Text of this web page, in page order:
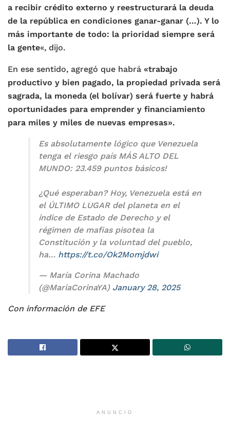
a recibir crédito externo y reestructurará la deuda
de la república en condiciones ganar-ganar (…). Y lo
más importante de todo: la prioridad siempre será
la gente«, dijo.
En ese sentido, agregó que habrá «trabajo
productivo y bien pagado, la propiedad privada será
sagrada, la moneda (el bolívar) será fuerte y habrá
oportunidades para emprender y financiamiento
para miles y miles de nuevas empresas».
Es absolutamente lógico que Venezuela
tenga el riesgo país MÁS ALTO DEL
MUNDO: 23.459 puntos básicos!
¿Qué esperaban? Hoy, Venezuela está en
el ÚLTIMO LUGAR del planeta en el
índice de Estado de Derecho y el
régimen de mafias pisotea la
Constitución y la voluntad del pueblo,
ha… https://t.co/Ok2Momjdwi
— María Corina Machado
(@MariaCorinaYA) January 28, 2025
Con información de EFE
ANUNCIO